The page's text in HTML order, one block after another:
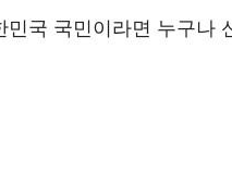
국 국민이라면 누구